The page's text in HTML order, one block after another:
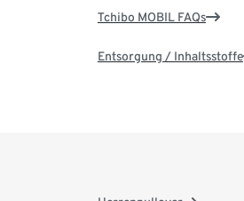
Tchibo MOBIL FAQs
Entsorgung / Inhaltsstoffe